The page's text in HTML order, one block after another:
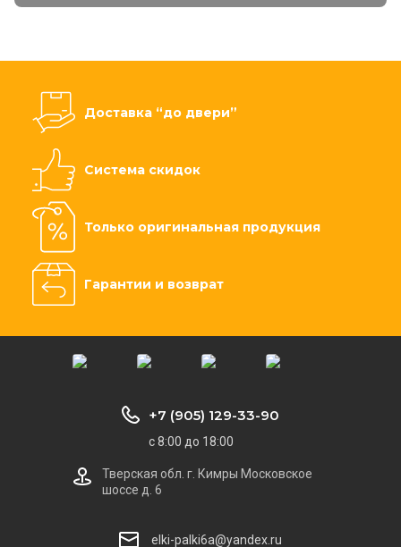
Доставка “до двери”
Система скидок
Только оригинальная продукция
Гарантии и возврат
+7 (905) 129-33-90
с 8:00 до 18:00
Тверская обл. г. Кимры Московское
шоссе д. 6
elki-palki6a@yandex.ru